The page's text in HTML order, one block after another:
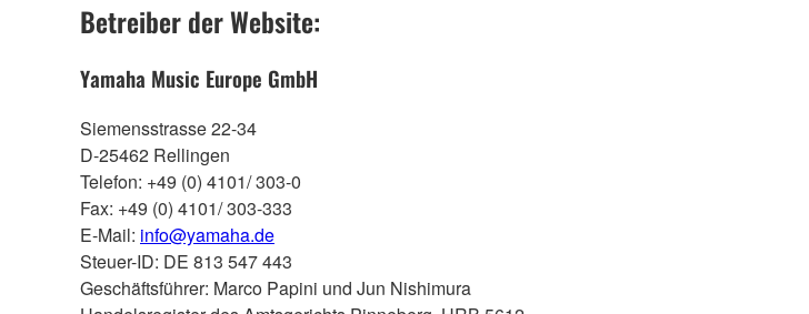
Betreiber der Website:
Yamaha Music Europe GmbH
Siemensstrasse 22-34
D-25462 Rellingen
Telefon: +49 (0) 4101/ 303-0
Fax: +49 (0) 4101/ 303-333
E-Mail: info@yamaha.de
Steuer-ID: DE 813 547 443
Geschäftsführer: Marco Papini und Jun Nishimura